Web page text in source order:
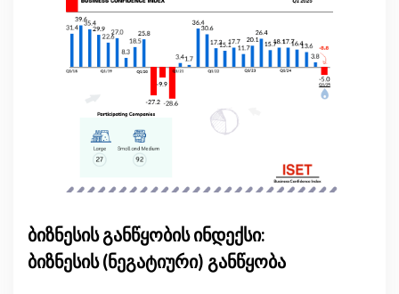
ბიზნესის განწყობის ინდექსი:
ბიზნესის (ნეგატიური) განწყობა